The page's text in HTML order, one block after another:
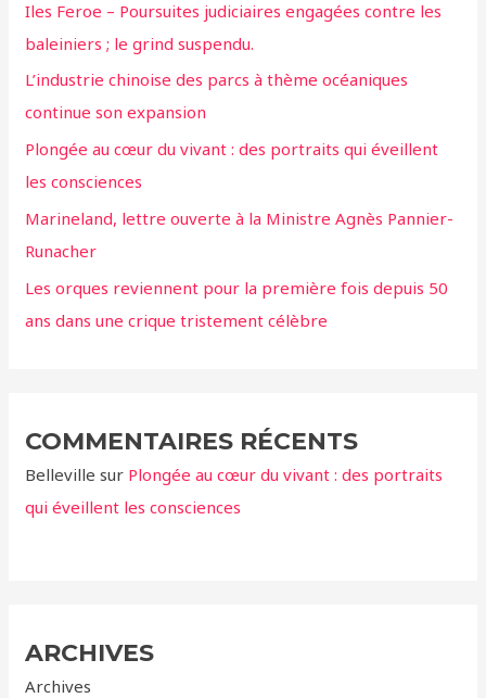
c
h
e
r
:
Iles Feroe – Poursuites judiciaires engagées contre les
baleiniers ; le grind suspendu.
L’industrie chinoise des parcs à thème océaniques
continue son expansion
Plongée au cœur du vivant : des portraits qui éveillent
les consciences
Marineland, lettre ouverte à la Ministre Agnès Pannier-
Runacher
Les orques reviennent pour la première fois depuis 50
ans dans une crique tristement célèbre
COMMENTAIRES RÉCENTS
Belleville sur Plongée au cœur du vivant : des portraits
qui éveillent les consciences
ARCHIVES
Archives